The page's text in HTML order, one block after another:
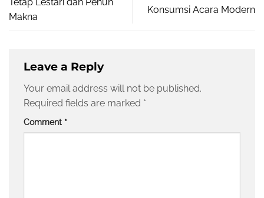
Makna
Konsumsi Acara Modern
Leave a Reply
Your email address will not be published.
Required fields are marked *
Comment *